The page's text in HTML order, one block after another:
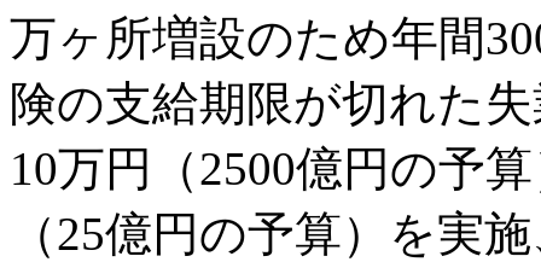
万ヶ所増設のため年間
険の支給期限が切れた
10万円（2500億円の予
（25億円の予算）を実